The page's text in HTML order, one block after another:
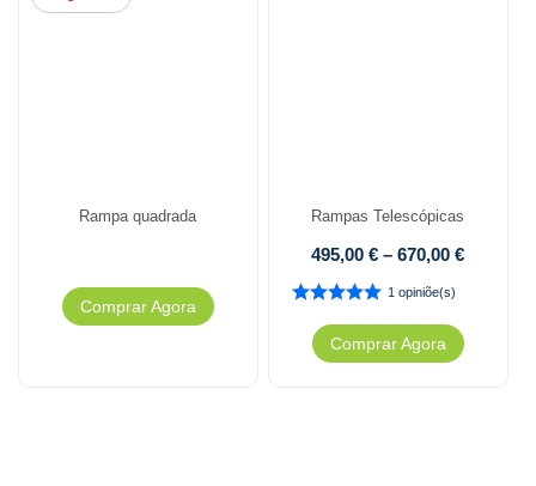
Rampa quadrada
Comprar Agora
Rampas Telescópicas
495,00€ – 670,00€
1 opiniõe(s)
Comprar Agora